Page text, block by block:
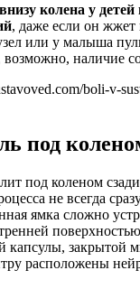
колена у детей
, даже если он жжет
или у малыша
наличие
boli-v-
под
под коленом
не всегда
ямка сложно
капсулы,
расположены